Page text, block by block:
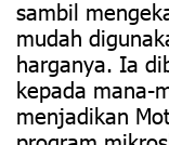
sambil
mudah
harganya. Ia
kepada mana-
menjadikan